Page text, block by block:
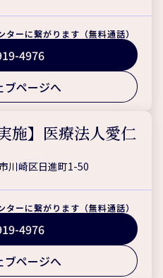
ーに繋がります（無料通話）
4976
ブページへ
施】医療法人愛仁
川崎区日進町1-50
ーに繋がります（無料通話）
4976
ブページへ